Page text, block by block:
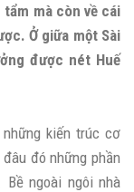
mà còn về cái
Ở giữa một Sài
được nét Huế
kiến trúc cơ
đó những phần
ngoài ngôi nhà